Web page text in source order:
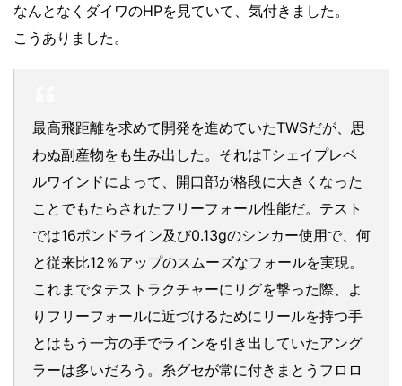
なんとなくダイワのHPを見ていて、気付きました。
こうありました。
最高飛距離を求めて開発を進めていたTWSだが、思
わぬ副産物をも生み出した。それはTシェイプレベ
ルワインドによって、開口部が格段に大きくなった
ことでもたらされたフリーフォール性能だ。テスト
では16ポンドライン及び0.13gのシンカー使用で、何
と従来比12％アップのスムーズなフォールを実現。
これまでタテストラクチャーにリグを撃った際、よ
りフリーフォールに近づけるためにリールを持つ手
とはもう一方の手でラインを引き出していたアング
ラーは多いだろう。糸グセが常に付きまとうフロロ